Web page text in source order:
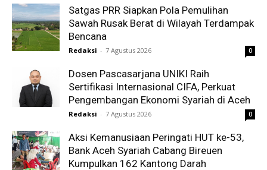
Satgas PRR Siapkan Pola Pemulihan
Sawah Rusak Berat di Wilayah Terdampak
Bencana
Redaksi - 7 Agustus 2026 0
Dosen Pascasarjana UNIKI Raih
Sertifikasi Internasional CIFA, Perkuat
Pengembangan Ekonomi Syariah di Aceh
Redaksi - 7 Agustus 2026 0
Aksi Kemanusiaan Peringati HUT ke-53,
Bank Aceh Syariah Cabang Bireuen
Kumpulkan 162 Kantong Darah